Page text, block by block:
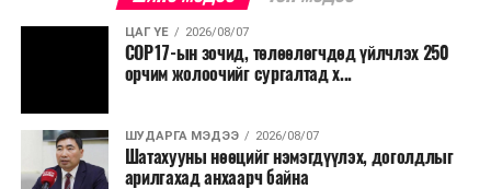
ЦАГ ҮЕ 2026/08/07
COP17-ын зочид, төлөөлөгчдөд үйлчлэх 250
орчим жолоочийг сургалтад х...
ШУДАРГА МЭДЭЭ 2026/08/07
Шатахууны нөөцийг нэмэгдүүлэх, доголдлыг
арилгахад анхаарч байна